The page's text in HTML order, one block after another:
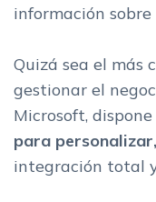
información sobre
Quizá sea el más
gestionar el
Microsoft, dispone
para
integración total